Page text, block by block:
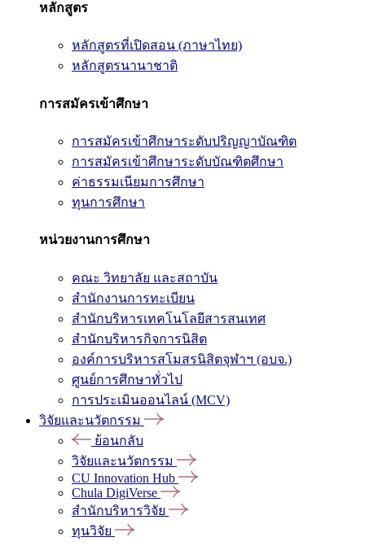
หลักสูตร
หลักสูตรที่เปิดสอน (ภาษาไทย)
หลักสูตรนานาชาติ
การสมัครเข้าศึกษา
การสมัครเข้าศึกษาระดับปริญญาบัณฑิต
การสมัครเข้าศึกษาระดับบัณฑิตศึกษา
ค่าธรรมเนียมการศึกษา
ทุนการศึกษา
หน่วยงานการศึกษา
คณะ วิทยาลัย และสถาบัน
สำนักงานการทะเบียน
สำนักบริหารเทคโนโลยีสารสนเทศ
สำนักบริหารกิจการนิสิต
องค์การบริหารสโมสรนิสิตจุฬาฯ (อบจ.)
ศูนย์การศึกษาทั่วไป
การประเมินออนไลน์ (MCV)
วิจัยและนวัตกรรม
ย้อนกลับ
วิจัยและนวัตกรรม
CU Innovation Hub
Chula DigiVerse
สำนักบริหารวิจัย
ทุนวิจัย